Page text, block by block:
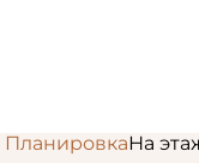
ПланировкаНа